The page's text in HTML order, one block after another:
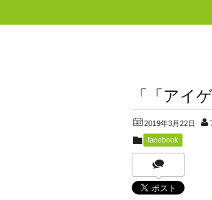
「「アイ
2019年3月22日
facebook